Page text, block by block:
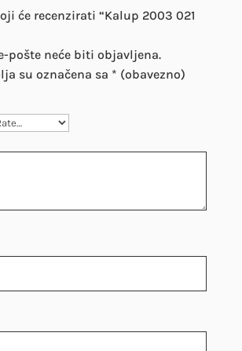
će recenzirati “Kalup 2003 021
pošte neće biti objavljena.
su označena sa * (obavezno)